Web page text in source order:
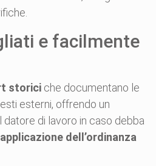
e facilmente
storici che documentano le
esterni, offrendo un
di lavoro in caso debba
dell’ordinanza